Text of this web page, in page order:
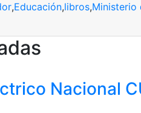
,Educación,libros,Ministerio
Nacional